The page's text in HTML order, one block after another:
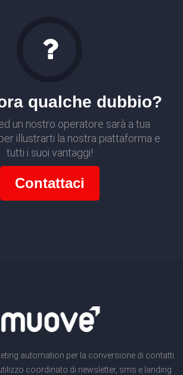
qualche dubbio?
un nostro operatore sarà a tua
illustrarti la nostra piattaforma e
tutti i suoi vantaggi!
Contattaci
automation per la conversione di contatti
coordinato di newsletter, sms e landing